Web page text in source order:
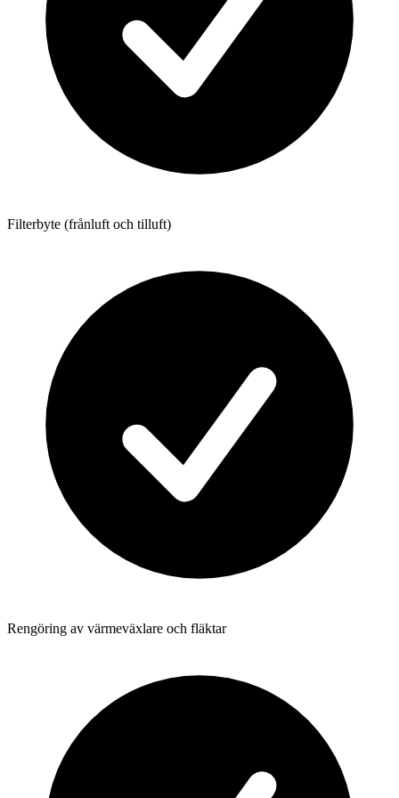
Filterbyte (frånluft och tilluft)
Rengöring av värmeväxlare och fläktar